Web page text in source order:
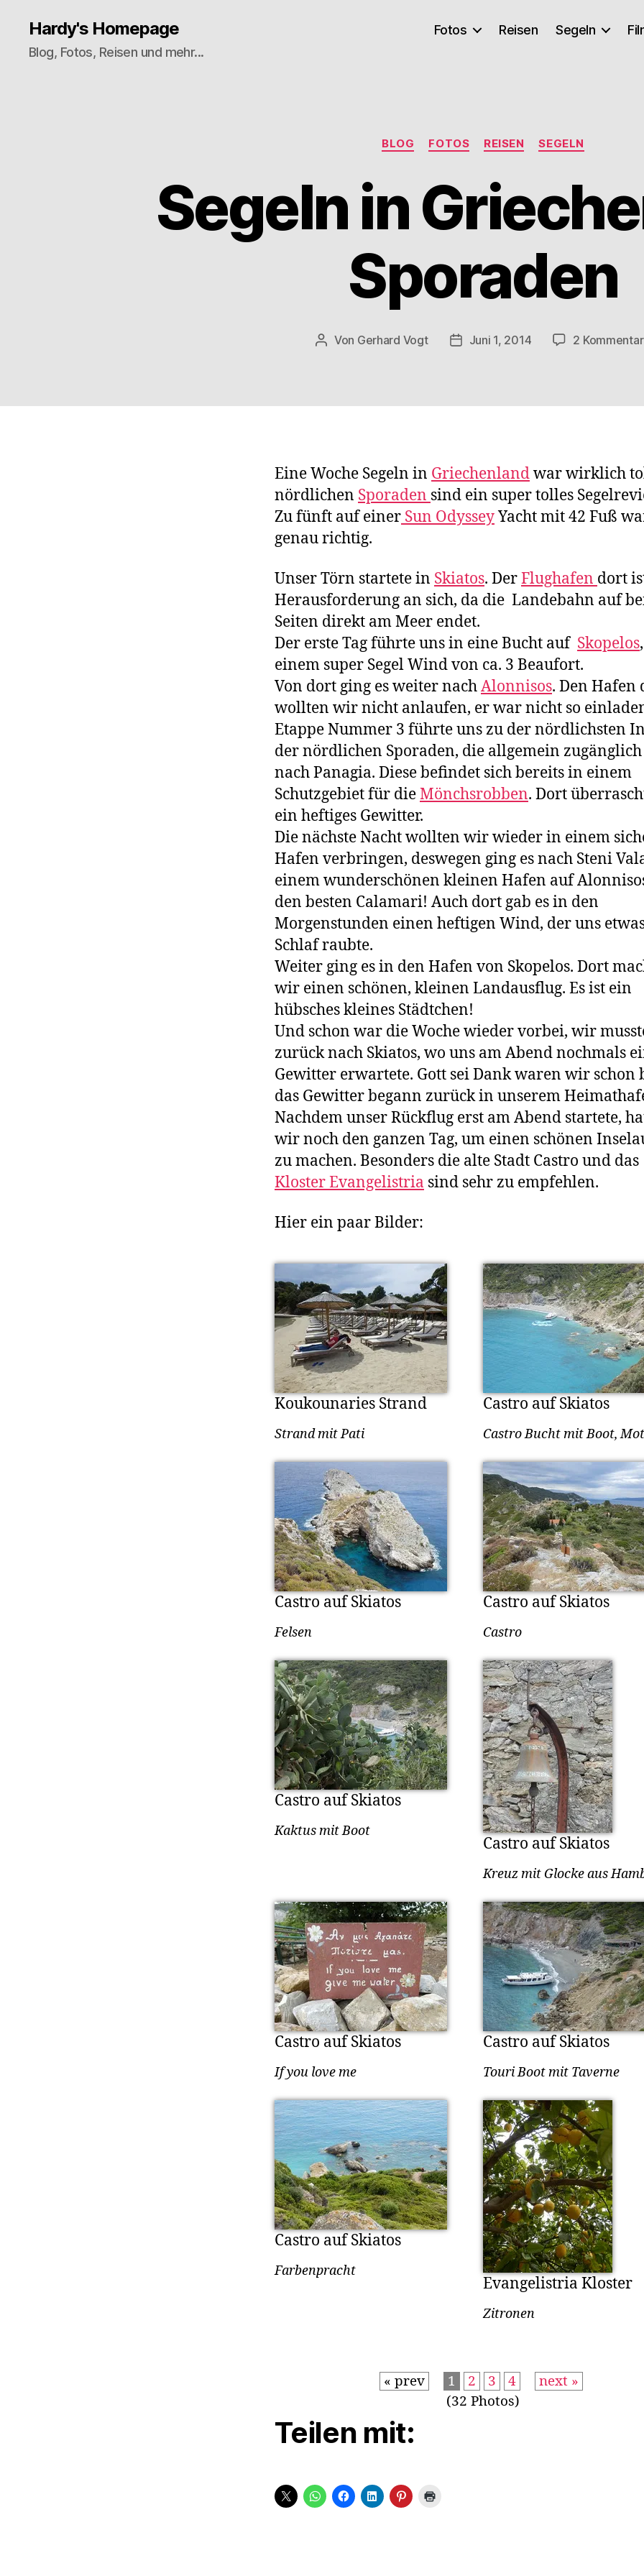
Hardy's Homepage
Blog, Fotos, Reisen und mehr...
Fotos Reisen Segeln
Kategorien
BLOG FOTOS REISEN SEGELN
Segeln in
Sporaden
Beitragsautor
Von Gerhard Vogt Veröffentlichungsdatum
Juni 1, 2014 2
Eine Woche Segeln in Griechenlandwar wirklich
nördlichen Sporaden sind ein super tolles
Zu fünft auf einer Sun OdysseyYacht mit 42 Fuß
genau richtig.
Unser Törn startete in Skiatos. DerFlughafen dort
Herausforderung an sich, da die Landebahn auf
Seiten direkt am Meer endet.
Der erste Tag führte uns in eine Bucht auf Skopelos
einem super Segel Wind von ca. 3 Beaufort.
Von dort ging es weiter nachAlonnisos. Den Hafen
wollten wir nicht anlaufen, er war nicht so
Etappe Nummer 3 führte uns zu der nördlichsten
der nördlichen Sporaden, die allgemein
nach Panagia. Diese befindet sich bereits in einem
Schutzgebiet für dieMönchsrobben. Dort
ein heftiges Gewitter.
Die nächste Nacht wollten wir wieder in einem
Hafen verbringen, deswegen ging es nach Steni
einem wunderschönen kleinen Hafen auf
den besten Calamari! Auch dort gab es in den
Morgenstunden einen heftigen Wind, der uns
Schlaf raubte.
Weiter ging es in den Hafen von Skopelos. Dort
wir einen schönen, kleinen Landausflug. Es ist ein
hübsches kleines Städtchen!
Und schon war die Woche wieder vorbei, wir
zurück nach Skiatos, wo uns am Abend nochmals
Gewitter erwartete. Gott sei Dank waren wir schon
das Gewitter begann zurück in unserem
Nachdem unser Rückflug erst am Abend startete,
wir noch den ganzen Tag, um einen schönen
zu machen. Besonders die alte Stadt Castro und das
Kloster Evangelistria sind sehr zu empfehlen.
Hier ein paar Bilder:
Koukounaries Strand
Strand mit Pati
Castro auf Skiatos
Castro Bucht mit Boot,
Castro auf Skiatos
Felsen
Castro auf Skiatos
Castro
Castro auf Skiatos
Kaktus mit Boot
Castro auf Skiatos
Kreuz mit Glocke aus
Castro auf Skiatos
If you love me
Castro auf Skiatos
Touri Boot mit Taverne
Castro auf Skiatos
Farbenpracht
Evangelistria Kloster
Zitronen
« prev 1 2 3 4
next »
(32 Photos)
Teilen mit: